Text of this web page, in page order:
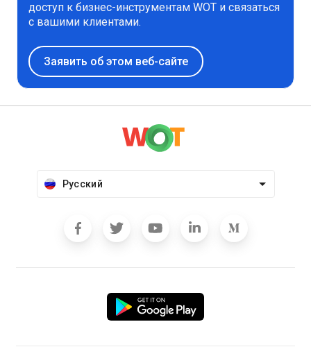
доступ к бизнес-инструментам WOT и связаться
с вашими клиентами.
Заявить об этом веб-сайте
Русский